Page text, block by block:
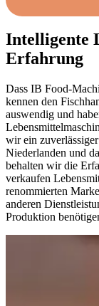
Intelligente
Erfahrung
Dass IB Food-
kennen den
auswendig und
wir ein
Niederlanden und
behalten wir die
verkaufen
renommierten
anderen
Produktion